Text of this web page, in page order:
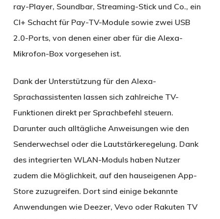
ray-Player, Soundbar, Streaming-Stick und Co., ein
CI+ Schacht für Pay-TV-Module sowie zwei USB
2.0-Ports, von denen einer aber für die Alexa-
Mikrofon-Box vorgesehen ist.
Dank der Unterstützung für den Alexa-
Sprachassistenten lassen sich zahlreiche TV-
Funktionen direkt per Sprachbefehl steuern.
Darunter auch alltägliche Anweisungen wie den
Senderwechsel oder die Lautstärkeregelung. Dank
des integrierten WLAN-Moduls haben Nutzer
zudem die Möglichkeit, auf den hauseigenen App-
Store zuzugreifen. Dort sind einige bekannte
Anwendungen wie Deezer, Vevo oder Rakuten TV